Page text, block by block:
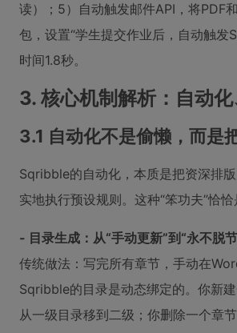
读）；5）自动触发邮件API，将PDF
包，设置“学生提交作业后，自动触
时间1.8秒。
3. 核心机制解析：自动
3.1 自动化不是偷懒，而是
Sqribble的自动化，本质是把资深排
实地执行预设规则。这种“笨功夫”恰恰
- 目录生成：从“手动更新”到“永不脱
传统做法：写完所有章节，手动在
Sqribble的目录是动态绑定的。你新
从一级目录移到二级；你删除一个章